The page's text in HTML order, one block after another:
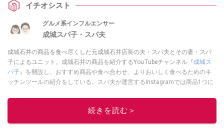
チェックしてみてくださいね。
イチオシスト
グルメ系インフルエンサー
成城スパ子・スパ夫
成城石井の商品を食べ尽くした元成城石井店長の夫・スパ夫とその妻・スパ
子によるユニット。成城石井の商品を紹介するYouTubeチャンネル『成城ス
パ子』を開設し、おすすめ商品や食べ合わせ、よりおいしく食べるためのキ
ッチンツールの紹介をしている。スパ夫が運営するInstagramでは商品1つに
ィープな魅力を発信している。
続きを読む＞